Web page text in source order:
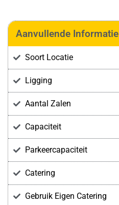
Aanvullende Informatie
Soort Locatie
Ligging
Aantal Zalen
Capaciteit
Parkeercapaciteit
Catering
Gebruik Eigen Catering